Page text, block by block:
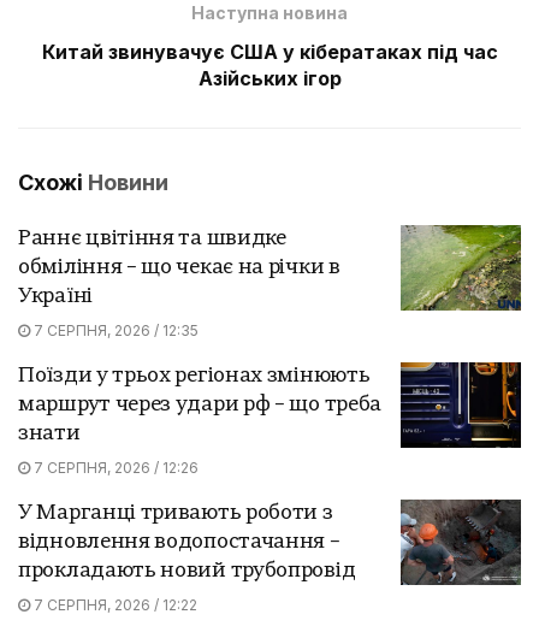
Наступна новина
Китай звинувачує США у кібератаках під час
Азійських ігор
Схожі Новини
Раннє цвітіння та швидке
обміління – що чекає на річки в
Україні
7 СЕРПНЯ, 2026 / 12:35
Поїзди у трьох регіонах змінюють
маршрут через удари рф – що треба
знати
7 СЕРПНЯ, 2026 / 12:26
У Марганці тривають роботи з
відновлення водопостачання –
прокладають новий трубопровід
7 СЕРПНЯ, 2026 / 12:22